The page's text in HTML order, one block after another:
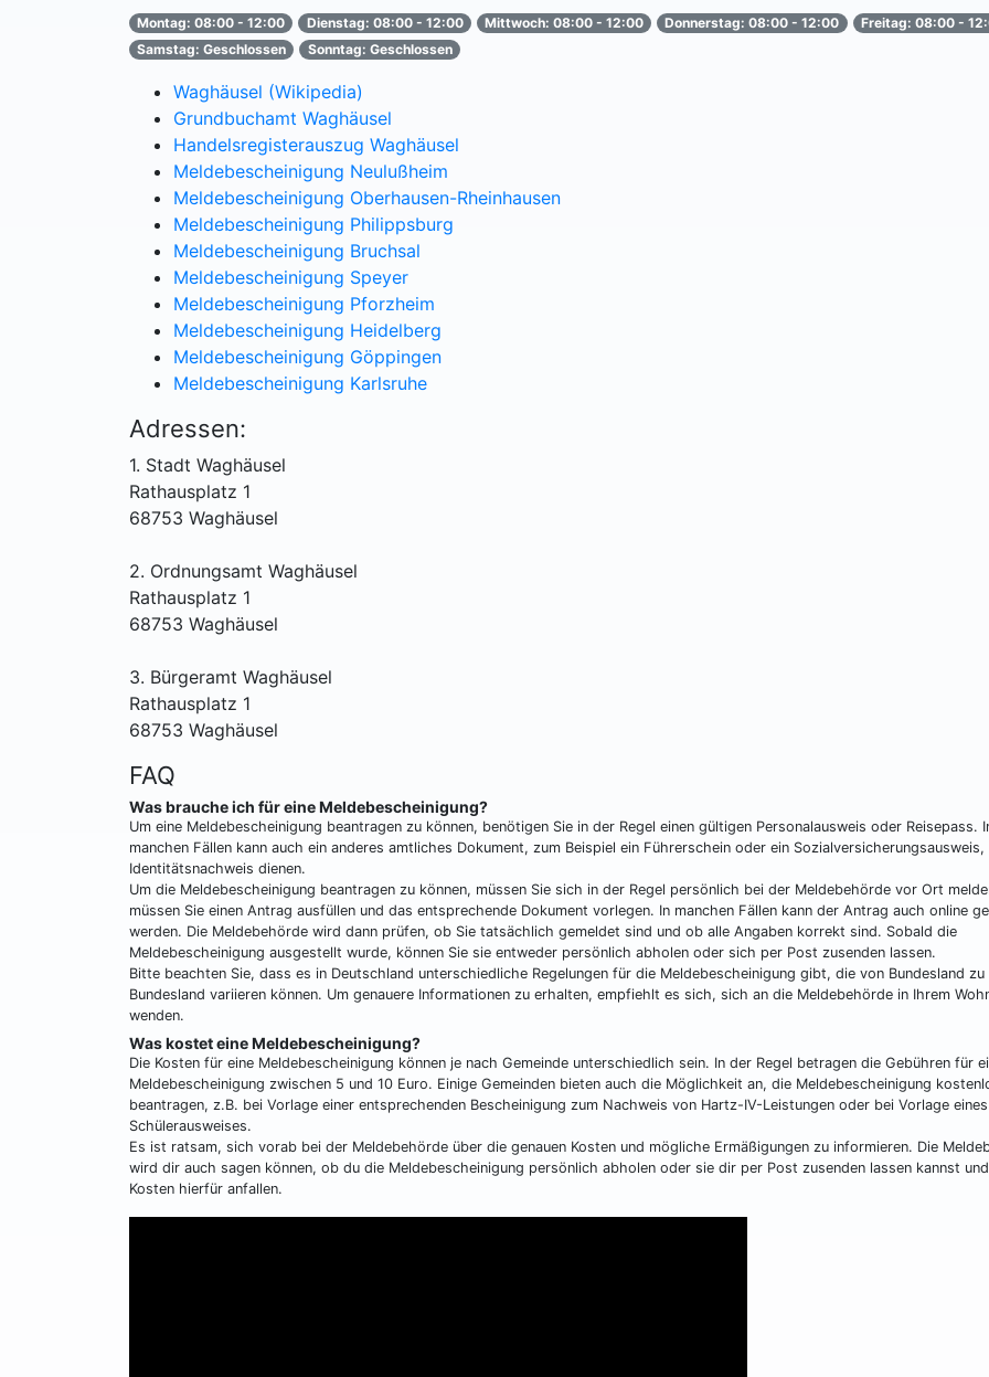
Montag: 08:00 - 12:00 Dienstag: 08:00 - 12:00 Mittwoch: 08:00 - 12:00 Donnerstag: 08:00 - 12:00
Freitag: 08:00 -
Samstag: Geschlossen
Sonntag: Geschlossen
Waghäusel (Wikipedia)
Grundbuchamt Waghäusel
Handelsregisterauszug Waghäusel
Meldebescheinigung Neulußheim
Meldebescheinigung Oberhausen-Rheinhausen
Meldebescheinigung Philippsburg
Meldebescheinigung Bruchsal
Meldebescheinigung Speyer
Meldebescheinigung Pforzheim
Meldebescheinigung Heidelberg
Meldebescheinigung Göppingen
Meldebescheinigung Karlsruhe
Adressen:
1. Stadt Waghäusel
Rathausplatz 1
68753 Waghäusel
2. Ordnungsamt Waghäusel
Rathausplatz 1
68753 Waghäusel
3. Bürgeramt Waghäusel
Rathausplatz 1
68753 Waghäusel
FAQ
Was brauche ich für eine Meldebescheinigung?
Um eine Meldebescheinigung beantragen zu können, benötigen Sie in der Regel einen gültigen Personalausweis oder Reisepass.
manchen Fällen kann auch ein anderes amtliches Dokument, zum Beispiel ein Führerschein oder ein Sozialversicherungsausweis,
Identitätsnachweis dienen.
Um die Meldebescheinigung beantragen zu können, müssen Sie sich in der Regel persönlich bei der Meldebehörde vor Ort
müssen Sie einen Antrag ausfüllen und das entsprechende Dokument vorlegen. In manchen Fällen kann der Antrag auch online
werden. Die Meldebehörde wird dann prüfen, ob Sie tatsächlich gemeldet sind und ob alle Angaben korrekt sind. Sobald die
Meldebescheinigung ausgestellt wurde, können Sie sie entweder persönlich abholen oder sich per Post zusenden lassen.
Bitte beachten Sie, dass es in Deutschland unterschiedliche Regelungen für die Meldebescheinigung gibt, die von Bundesland zu
Bundesland variieren können. Um genauere Informationen zu erhalten, empfiehlt es sich, sich an die Meldebehörde in Ihrem
wenden.
Was kostet eine Meldebescheinigung?
Die Kosten für eine Meldebescheinigung können je nach Gemeinde unterschiedlich sein. In der Regel betragen die Gebühren für
Meldebescheinigung zwischen 5 und 10 Euro. Einige Gemeinden bieten auch die Möglichkeit an, die Meldebescheinigung
beantragen, z.B. bei Vorlage einer entsprechenden Bescheinigung zum Nachweis von Hartz-IV-Leistungen oder bei Vorlage eines
Schülerausweises.
Es ist ratsam, sich vorab bei der Meldebehörde über die genauen Kosten und mögliche Ermäßigungen zu informieren. Die
wird dir auch sagen können, ob du die Meldebescheinigung persönlich abholen oder sie dir per Post zusenden lassen kannst
Kosten hierfür anfallen.